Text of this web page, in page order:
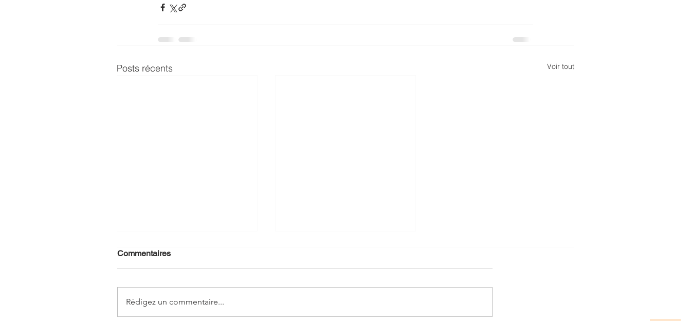
Posts récents Voir tout
Commentaires
Rédigez un commentaire...